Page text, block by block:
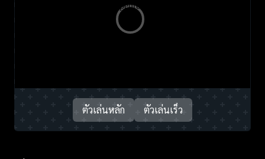
ตัวเล่นหลัก ตัวเล่นเร็ว